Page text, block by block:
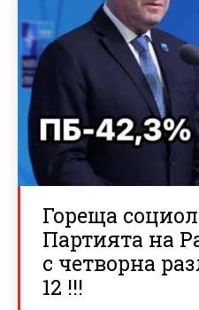
Гореща
Партията на
с четворна
12 !!!